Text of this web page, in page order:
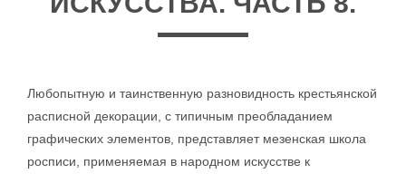
Любопытную и таинственную разновидность крестьянской
расписной декорации, с типичным преобладанием
графических элементов, представляет мезенская школа
росписи, применяемая в народном искусстве к